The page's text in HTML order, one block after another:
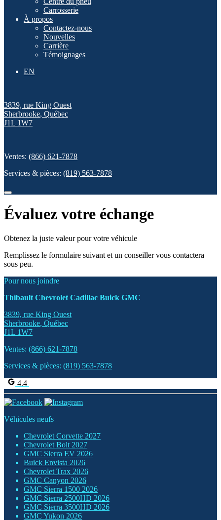
Carrosserie
À propos
Contactez-nous
Nouvelles
Carrière
Témoignages
EN
3839, rue King Ouest
Sherbrooke, Québec
J1L 1W7
Ventes: (866) 621-7878
Services & pièces: (819) 563-7878
Évaluez votre échange
Obtenez la juste valeur pour votre véhicule
Remplissez le formulaire suivant et un conseiller vous contactera
sous peu.
Pour nous joindre
Thibault Chevrolet Cadillac Buick GMC
3839, rue King Ouest
Sherbrooke, Québec
J1L 1W7
Ventes: (866) 621-7878
Services & pièces: (819) 563-7878
4.4
Véhicules neufs
Chevrolet Corvette 2027
Chevrolet Bolt 2027
GMC Sierra EV 2026
Buick Envista 2026
Chevrolet Trax 2026
GMC Canyon 2026
GMC Sierra 1500 2026
GMC Sierra 2500HD 2026
GMC Sierra 3500HD 2026
GMC Yukon 2026